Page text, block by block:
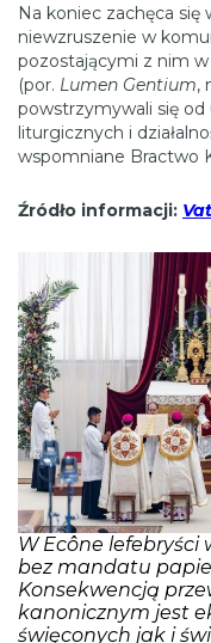
Na koniec zachęca
niewzruszenie w
pozostającymi z nim w
(por. Lumen Gentium,
powstrzymywali się
liturgicznych i
wspomniane Bractwo
Źródło informacji:
W Ecône
bez mandatu
Konsekwencją
kanonicznym jest
święconych jak i